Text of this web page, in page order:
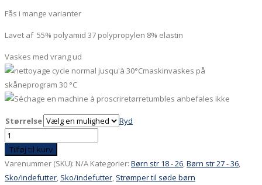
Fås i mange varianter
Lavet af 55% polyamid 37 polypropylen 8% elastin
Vaskes med vrang ud
maskinvaskes på
skåneprogram 30 °C
tørretumbles anbefales ikke
Størrelse
Ryd
Sko/indefutter
St
Georg
antal
Tilføj til kurv
Varenummer (SKU): N/A Kategorier: Børn str 18 - 26 Børn str 27 - 36
Sko/indefutter Sko/indefutter Strømper til søde børn